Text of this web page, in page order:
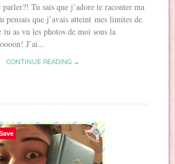
parler?! Tu sais que j’adore te raconter ma
pensais que j’avais atteint mes limites de
tu as vu les photos de moi sous la
J’ai...
CONTINUE READING →